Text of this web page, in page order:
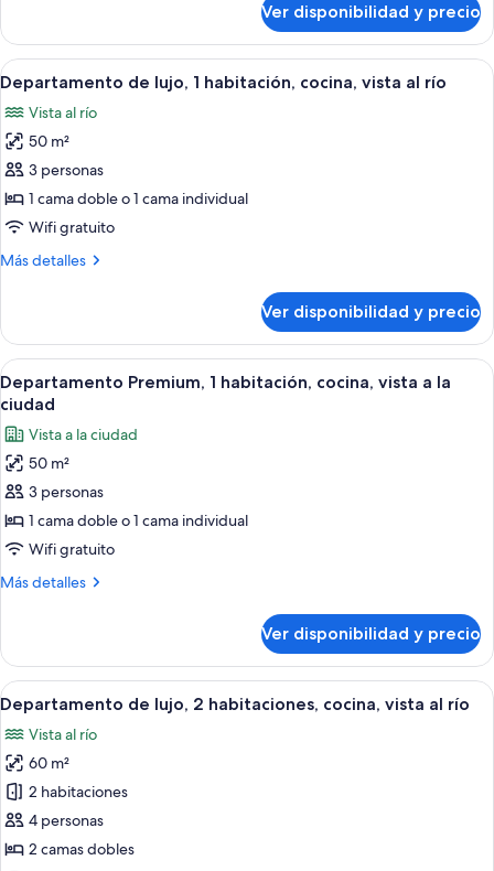
a
la
ciudad
Premium,
habitación,
cocina,
vista
a
la
ciudad
Ver disponibilidad y precio
Ver
todas
las
fotos
de
Departamento
de
1
vista
al
río
Un dormitorio con cama, mesita de
19
Departamento de lujo, 1 habitación, cocina, vista al río
Vista al río
50 m²
3 personas
1 cama doble o 1 cama individual
Wifi gratuito
Más detalles
Más
de
lujo,
1
habitación,
vista
al
río
Ver disponibilidad y precio
Ver
todas
las
fotos
de
Departamento
Premium,
1
habitación,
a
la
ciudad
14
Departamento Premium, 1 habitación, cocina, vista a la
ciudad
Vista a la ciudad
50 m²
3 personas
1 cama doble o 1 cama individual
Wifi gratuito
Más detalles
Más
Premium,
habitación,
cocina,
vista
a
la
ciudad
Ver disponibilidad y precio
Ver
todas
las
fotos
de
Departamento
de
18
Departamento de lujo, 2 habitaciones, cocina, vista al río
Vista al río
60 m²
2 habitaciones
4 personas
2 camas dobles